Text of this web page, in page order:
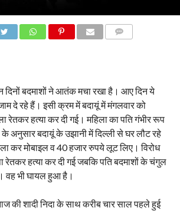
दिनों बदमाशों ने आतंक मचा रखा है। आए दिन ये
दे रहे हैं। इसी क्रम में बदायूं में मंगलवार को
रेतकर हत्या कर दी गई। महिला का पति गंभीर रूप
अनुसार बदायूं के उझानी में दिल्ली से घर लौट रहे
कर मोबाइल व 40 हजार रुपये लूट लिए। विरोध
रेतकर हत्या कर दी गई जबकि पति बदमाशों के चंगुल
वह भी घायल हुआ है।
की शादी निदा के साथ करीब चार साल पहले हुई